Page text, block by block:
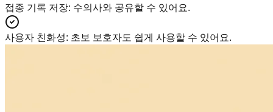
접종 기록 저장: 수의사와 공유할 수 있어요.
사용자 친화성: 초보 보호자도 쉽게 사용할 수 있어요.